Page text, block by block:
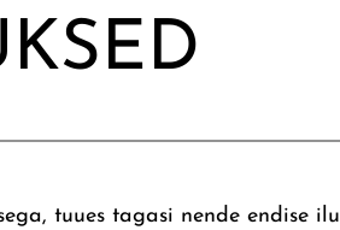
tuues tagasi nende endise